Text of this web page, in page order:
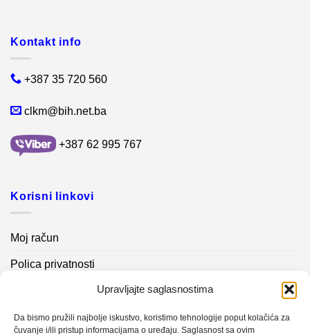
Upravljajte saglasnostima
Da bismo pružili najbolje iskustvo, koristimo tehnologije poput kolačića za
čuvanje i/ili pristup informacijama o uređaju. Saglasnost sa ovim
Kontakt info
+387 35 720 560
clkm@bih.net.ba
+387 62 995 767
Korisni linkovi
Moj račun
Polica privatnosti
Kontakt info